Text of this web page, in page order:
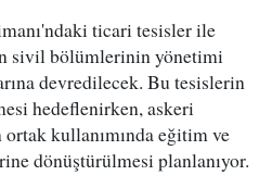
ticari tesisler ile
sivil bölümlerinin yönetimi
devredilecek. Bu tesislerin
hedeflenirken, askeri
kullanımında eğitim ve
dönüştürülmesi planlanıyor.